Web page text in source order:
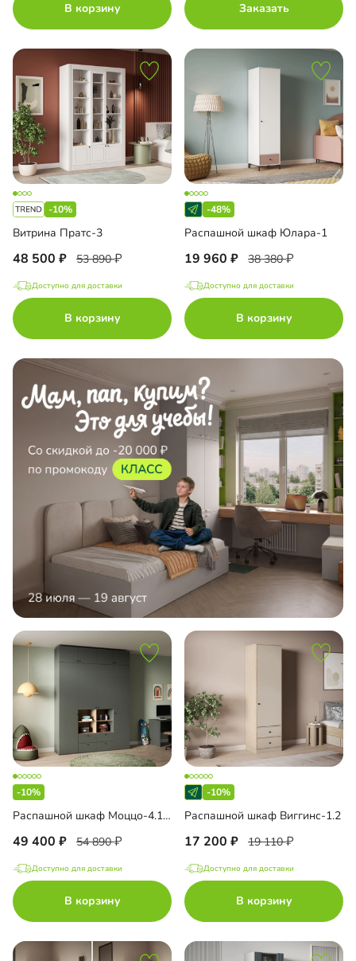
В корзину Заказать
-10%
Витрина Пратс-3
48 500 53 890
Доступно для доставки
В корзину
-48%
Распашной шкаф Юлара-1
19 960 38 380
Доступно для доставки
В корзину
-10%
Распашной шкаф Моццо-4.1 с антресолью
49 400 54 890
Доступно для доставки
В корзину
-10%
Распашной шкаф Виггинс-1.2
17 200 19 110
Доступно для доставки
В корзину